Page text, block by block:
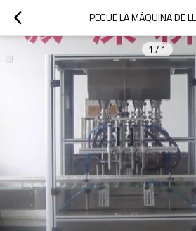
PEGUE LA MÁQUINA DE
1 / 1